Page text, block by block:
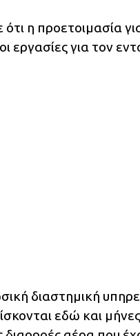
η προετοιμασία
εργασίες για τον
διαστημική
εδώ και